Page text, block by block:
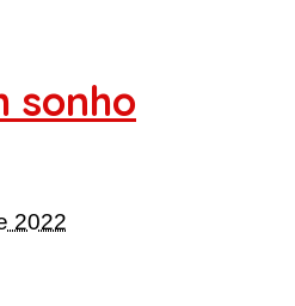
sonho
2022